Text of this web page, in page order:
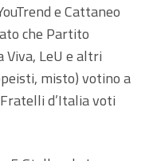
e Cattaneo
che Partito
LeU e altri
misto) votino a
d’Italia voti